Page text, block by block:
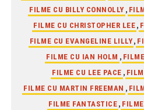
FILME CU BILLY CONNOLLY ,
FILME CU CHRISTOPHER LEE ,
FILME CU EVANGELINE LILLY ,
FILME CU IAN HOLM ,
FILME CU LEE PACE ,
FILME CU MARTIN FREEMAN ,
FILME FANTASTICE ,